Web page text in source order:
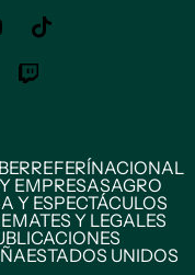
REFERÍNACIONAL
EMPRESASAGRO
Y ESPECTÁCULOS
Y LEGALES
ESTADOS UNIDOS